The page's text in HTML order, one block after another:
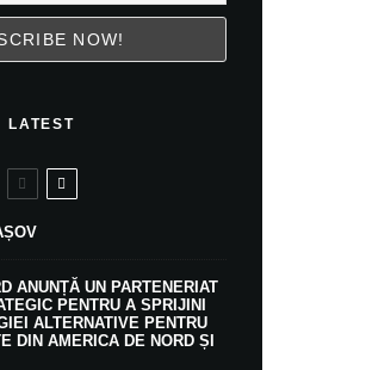
LATEST
ANUNȚĂ UN PARTENERIAT
PENTRU A SPRIJINI
ALTERNATIVE PENTRU
DIN AMERICA DE NORD ȘI